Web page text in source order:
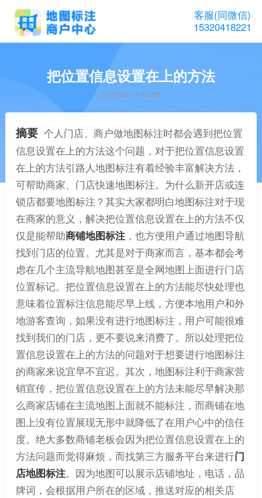
客服(同微信)
15320418221
把位置信息设置在上的方法
2023-03-16 10:28
摘要 个人门店、商户做地图标注时都会遇到把位置
信息设置在上的方法这个问题，对于把位置信息设置
在上的方法引路人地图标注有着经验丰富解决方法，
可帮助商家、门店快速地图标注。为什么新开店或连
锁店都要地图标注？其实大家都明白地图标注对于现
在商家的意义，解决把位置信息设置在上的方法不仅
仅是能帮助商铺地图标注，也方便用户通过地图导航
找到门店的位置。尤其是对于商家而言，基本都会考
虑在几个主流导航地图甚至是全网地图上面进行门店
位置标记。把位置信息设置在上的方法能尽快处理也
意味着位置标注信息能尽早上线，方便本地用户和外
地游客查询，如果没有进行地图标注，用户可能很难
找到我们的门店，更不要说来消费了。所以处理把位
置信息设置在上的方法的问题对于想要进行地图标注
的商家来说宜早不宜迟。其次，地图标注利于商家营
销宣传，把位置信息设置在上的方法未能尽早解决那
么商家店铺在主流地图上面就不能标注，而商铺在地
图上没有位置展现无形中就降低了在用户心中的信任
度。绝大多数商铺老板会因为把位置信息设置在上的
方法问题而觉得麻烦，而找第三方服务平台来进行门
店地图标注。因为地图可以展示店铺地址，电话，品
牌词，会根据用户所在的区域，推送对应的相关店